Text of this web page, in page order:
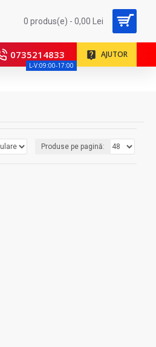
0 produs(e) - 0,00 Lei
0735214833
L-V:09:00-17:00
AJUTOR
Produse pe pagină: